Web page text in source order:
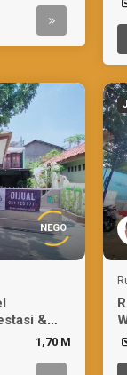
NEGO
&
1,70 M